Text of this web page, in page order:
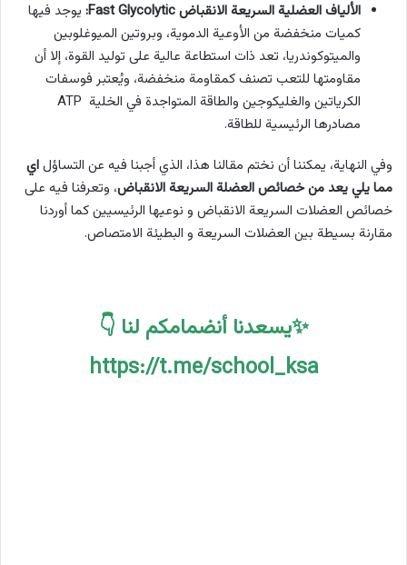
الألياف العضلية السريعة الانقباض Fast Glycolytic:
يوجد فيها
كميات منخفضة من الأوعية الدموية، وبروتين الميوغلوبين
والميتوكوندريا، تعد ذات استطاعة عالية على توليد القوة، إلا أن
مقاومتها للتعب تصنف كمقاومة منخفضة، ويُعتبر فوسفات
الكرياتين والغليكوجين والطاقة المتواجدة في الخلية ATP
مصادرها الرئيسية للطاقة.
وفي النهاية، يمكننا أن نختم مقالنا هذا، الذي أجبنا فيه عن التساؤلاي
مما يلي يعد من خصائص العضلة السريعة الانقباض، وتعرفنا فيه على
خصائص العضلات السريعة الانقباض و نوعيها الرئيسيين كما أوردنا
مقارنة بسيطة بين العضلات السريعة و البطيئة الامتصاص.
✨يسعدنا أنضمامكم لنا 👇
https://t.me/school_ksa